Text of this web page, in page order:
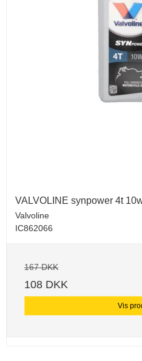
VALVOLINE synpower 4t
Valvoline
IC862066
167 DKK
108 DKK
Vis